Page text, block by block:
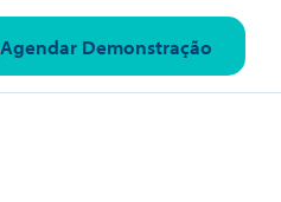
Agendar Demonstração